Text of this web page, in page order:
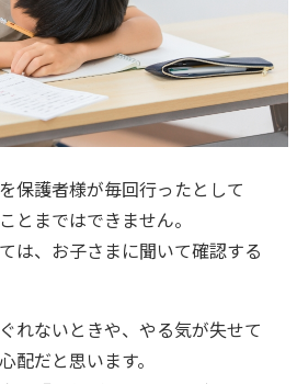
保護者様が毎回行ったとして
とまではできません。
は、お子さまに聞いて確認する
れないときや、やる気が失せて
配だと思います。